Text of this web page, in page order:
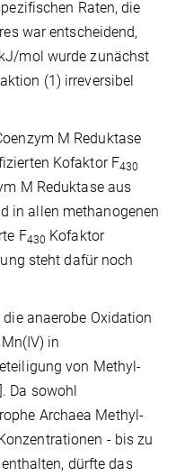
Raten, die
war entscheidend,
mol wurde zunächst
(1) irreversibel
M Reduktase
Kofaktor F430
M Reduktase aus
in allen methanogenen
F430 Kofaktor
steht dafür noch
anaerobe Oxidation
in
von Methyl-
Da sowohl
Archaea Methyl-
- bis zu
dürfte das